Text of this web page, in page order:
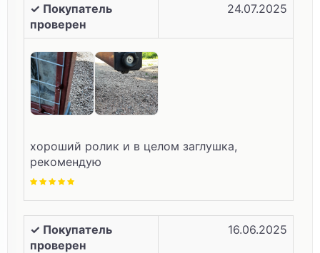
✓ Покупатель
проверен
24.07.2025
хороший ролик и в целом заглушка,
рекомендую
✓ Покупатель
проверен
16.06.2025